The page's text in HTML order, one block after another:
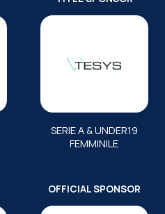
SERIE A & UNDER19
FEMMINILE
OFFICIAL SPONSOR